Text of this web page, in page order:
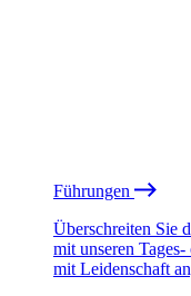
Führungen
Überschreiten Sie
mit unseren
mit Leidenschaft